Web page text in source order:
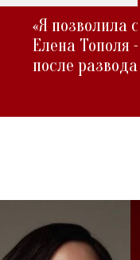
«Я позволила
Елена Тополя
после развода